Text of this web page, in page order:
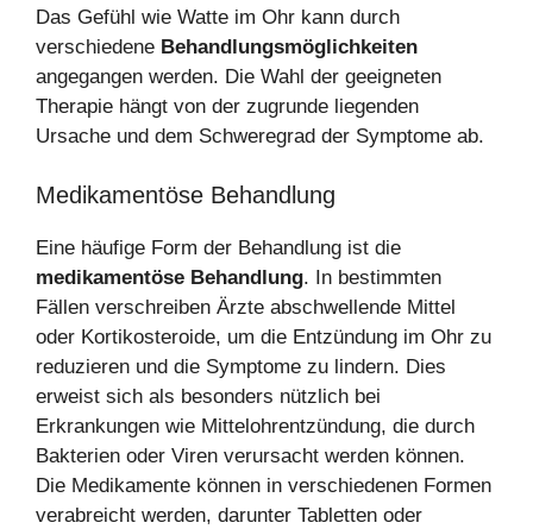
Das Gefühl wie Watte im Ohr kann durch
verschiedene Behandlungsmöglichkeiten
angegangen werden. Die Wahl der geeigneten
Therapie hängt von der zugrunde liegenden
Ursache und dem Schweregrad der Symptome ab.
Medikamentöse Behandlung
Eine häufige Form der Behandlung ist die
medikamentöse Behandlung. In bestimmten
Fällen verschreiben Ärzte abschwellende Mittel
oder Kortikosteroide, um die Entzündung im Ohr zu
reduzieren und die Symptome zu lindern. Dies
erweist sich als besonders nützlich bei
Erkrankungen wie Mittelohrentzündung, die durch
Bakterien oder Viren verursacht werden können.
Die Medikamente können in verschiedenen Formen
verabreicht werden, darunter Tabletten oder